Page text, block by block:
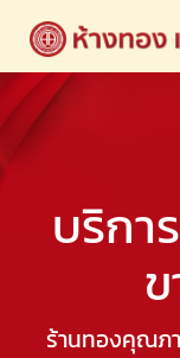
บริกา
ร้านทองคุณภ